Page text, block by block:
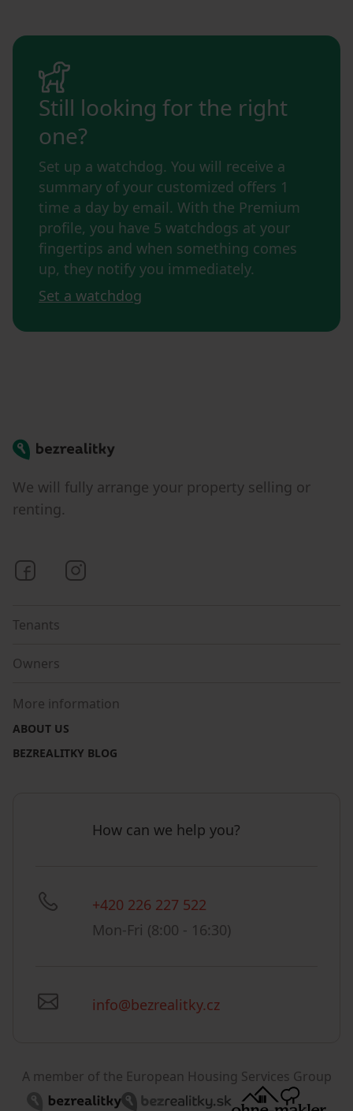
Still looking for the right
one?
Set up a watchdog. You will receive a
summary of your customized offers 1
time a day by email. With the Premium
profile, you have 5 watchdogs at your
fingertips and when something comes
up, they notify you immediately.
Set a watchdog
Bezrealitky
We will fully arrange your property selling or
renting.
Bezrealitky on Facebook
Tenants
Owners
More information
ABOUT US
BEZREALITKY BLOG
How can we help you?
+420 226 227 522
Mon-Fri (8:00 - 16:30)
info@bezrealitky.cz
A member of the European Housing Services Group